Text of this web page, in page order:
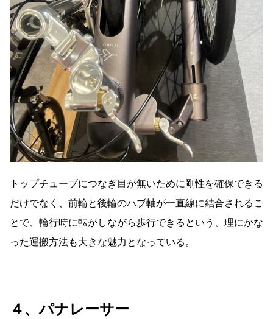
トップチューブにつなぎ目が無いために剛性を確保できる
だけでなく、前輪と後輪のハブ軸が一直線に結合されるこ
とで、輪行時に転がしながら歩行できるという、理にかな
った運搬方法も大きな魅力となっている。
４、パナレーサー